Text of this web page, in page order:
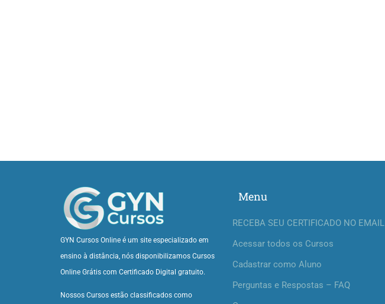
GYN Cursos Online é um site especializado em
ensino à distância, nós disponibilizamos Cursos
Online Grátis com Certificado Digital gratuito.
Nossos Cursos estão classificados como
Menu
RECEBA SEU CERTIFICADO NO EMAIL
Acessar todos os Cursos
Cadastrar como Aluno
Perguntas e Respostas – FAQ